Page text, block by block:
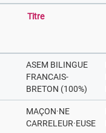
Titre
ASEM BILINGUE
FRANCAIS-
BRETON (100%)
MAÇON·NE
CARRELEUR·EUSE